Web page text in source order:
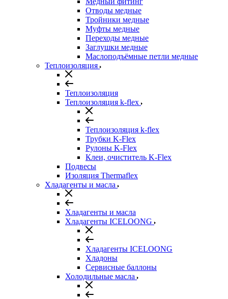
Отводы медные
Тройники медные
Муфты медные
Переходы медные
Заглушки медные
Маслоподъёмные петли медные
Теплоизоляция
Теплоизоляция
Теплоизоляция k-flex
Теплоизоляция k-flex
Трубки K-Flex
Рулоны K-Flex
Клеи, очиститель K-Flex
Подвесы
Изоляция Thermaflex
Хладагенты и масла
Хладагенты и масла
Хладагенты ICELOONG
Хладагенты ICELOONG
Хладоны
Сервисные баллоны
Холодильные масла